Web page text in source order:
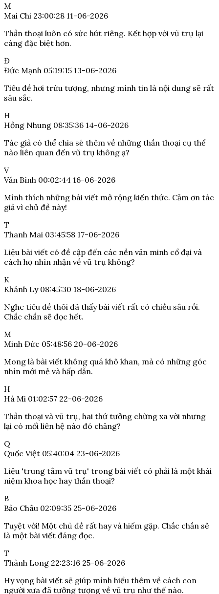
M
Mai Chi 23:00:28 11-06-2026
Thần thoại luôn có sức hút riêng. Kết hợp với vũ trụ lại
càng đặc biệt hơn.
Đ
Đức Mạnh 05:19:15 13-06-2026
Tiêu đề hơi trừu tượng, nhưng mình tin là nội dung sẽ rất
sâu sắc.
H
Hồng Nhung 08:35:36 14-06-2026
Tác giả có thể chia sẻ thêm về những thần thoại cụ thể
nào liên quan đến vũ trụ không ạ?
V
Văn Bình 00:02:44 16-06-2026
Mình thích những bài viết mở rộng kiến thức. Cảm ơn tác
giả vì chủ đề này!
T
Thanh Mai 03:45:58 17-06-2026
Liệu bài viết có đề cập đến các nền văn minh cổ đại và
cách họ nhìn nhận về vũ trụ không?
K
Khánh Ly 08:45:30 18-06-2026
Nghe tiêu đề thôi đã thấy bài viết rất có chiều sâu rồi.
Chắc chắn sẽ đọc hết.
M
Minh Đức 05:48:56 20-06-2026
Mong là bài viết không quá khô khan, mà có những góc
nhìn mới mẻ và hấp dẫn.
H
Hà Mi 01:02:57 22-06-2026
Thần thoại và vũ trụ, hai thứ tưởng chừng xa vời nhưng
lại có mối liên hệ nào đó chăng?
Q
Quốc Việt 05:40:04 23-06-2026
Liệu 'trung tâm vũ trụ' trong bài viết có phải là một khái
niệm khoa học hay thần thoại?
B
Bảo Châu 02:09:35 25-06-2026
Tuyệt vời! Một chủ đề rất hay và hiếm gặp. Chắc chắn sẽ
là một bài viết đáng đọc.
T
Thành Long 22:23:16 25-06-2026
Hy vọng bài viết sẽ giúp mình hiểu thêm về cách con
người xưa đã tưởng tượng về vũ trụ như thế nào.